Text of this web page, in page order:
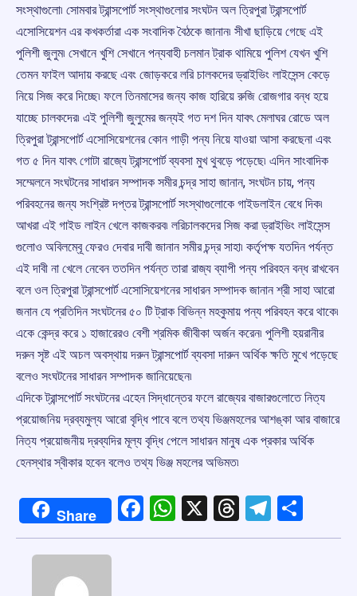
সংস্থাগুলো৷ সোমবার ট্রান্সপোর্ট সংস্থাগুলোর সংঘটন অল ত্রিপুরা ট্রান্সপোর্ট
এসোসিয়েশন এর কখকর্তারা এক সংবাদিক বৈঠকে জানান৷ সীখা ছাড়িয়ে গেছে এই
পুলিশী জুলুম৷ সেখানে খুশি সেখানে পন্যবাহী চলমান ট্রাক থামিয়ে পুলিশ যেখন খুশি
তেমন ফাইল আদায় করছে এবং জোড়করে লরি চালকদের ড্রাইভিং লাইসেন্স কেড়ে
নিয়ে সিজ করে দিচ্ছে৷ ফলে তিনমাসের জন্য কাজ হারিয়ে রুজি রোজগার বন্ধ হয়ে
যাচ্ছে চালকদের৷ এই পুলিশী জুলুমের জন্যই গত দশ দিন যাবৎ মেলাঘর রোডে অল
ত্রিপুরা ট্রান্সপোর্ট এসোসিয়েশনের কোন গাড়ী পন্য নিয়ে যাওয়া আসা করছেনা এবং
গত ৫ দিন যাবৎ গোটা রাজ্যে ট্রান্সপোর্ট ব্যবসা মুখ থুবড়ে পড়েছে৷ এদিন সাংবাদিক
সম্মেলনে সংঘটনের সাধারন সম্পাদক সমীর চন্দ্র সাহা জানান, সংঘটন চায়, পন্য
পরিবহনের জন্য সংশ্রিষ্ট দপ্তর ট্রান্সপোর্ট সংস্থাগুলোকে গাইডলাইন বেধে দিক৷
আখরা এই গাইড লাইন খেলে কাজকরব৷ লরিচালকদের সিজ করা ড্রাইভিং লাইসেন্স
গুলোও অবিলম্বূে ফেরও দেবার দাবী জানান সমীর চন্দ্র সাহা৷ কর্তৃপক্ষ যতদিন পর্যন্ত
এই দাবী না খেলে নেবেন ততদিন পর্যন্ত তারা রাজ্য ব্যাপী পন্য পরিবহন বন্ধ রাখবেন
বলে ওল ত্রিপুরা ট্রান্সপোর্ট এসোসিয়েশনের সাধারন সম্পাদক জানান শ্রী সাহা আরো
জনান যে প্রতিদিন সংঘটনের ৫০ টি ট্রাক বিভিন্ন মহকুমায় পন্য পরিবহন করে থাকে৷
একে কেন্দ্র করে ১ হাজারেরও বেশী শ্রমিক জীবীকা অর্জন করেন৷ পুলিশী হয়রানীর
দরুন সৃষ্ট এই অচল অবস্থায় দরুন ট্রান্সপোর্ট ব্যবসা দারুন অর্থিক ক্ষতি মুখে পড়েছে
বলেও সংঘটনের সাধারন সম্পাদক জানিয়েছেন৷
এদিকে ট্রান্সপোর্ট সংঘটনের এহেন সিদ্ধান্তের ফলে রাজ্যের বাজারগুলোতে নিত্য
প্রয়োজনিয় দ্রব্যমুল্য আরো বৃদ্ধি পাবে বলে তথ্য ভিঞ্জমহলের আশঙ্কা আর বাজারে
নিত্য প্রয়োজনীয় দ্রব্যদির মূল্য বৃদ্ধি পেলে সাধারন মানুষ এক প্রকার অর্থিক
হেনস্থার স্বীকার হবেন বলেও তথ্য ভিঞ্জ মহলের অভিমত৷
Share Facebook
WhatsApp
X Threads